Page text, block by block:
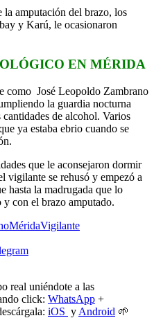
la amputación del brazo, los
y Karú, le ocasionaron
EN MÉRIDA
como José Leopoldo Zambrano
la guardia nocturna
de alcohol. Varios
ya estaba ebrio cuando se
que le aconsejaron dormir
vigilante se rehusó y empezó a
hasta la madrugada que lo
con el brazo amputado.
MéridaVigilante
real uniéndote a las
click: WhatsApp +
iOS y Android 🌱